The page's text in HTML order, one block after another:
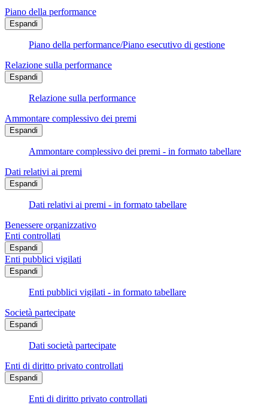
Piano della performance
Espandi
Piano della performance/Piano esecutivo di gestione
Relazione sulla performance
Espandi
Relazione sulla performance
Ammontare complessivo dei premi
Espandi
Ammontare complessivo dei premi - in formato tabellare
Dati relativi ai premi
Espandi
Dati relativi ai premi - in formato tabellare
Benessere organizzativo
Enti controllati
Espandi
Enti pubblici vigilati
Espandi
Enti pubblici vigilati - in formato tabellare
Società partecipate
Espandi
Dati società partecipate
Enti di diritto privato controllati
Espandi
Enti di diritto privato controllati